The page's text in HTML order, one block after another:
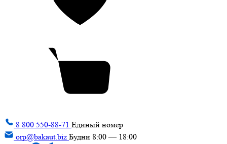
8 800 550-88-71 Единый номер
orp@bakaut.biz Будни 8:00 — 18:00